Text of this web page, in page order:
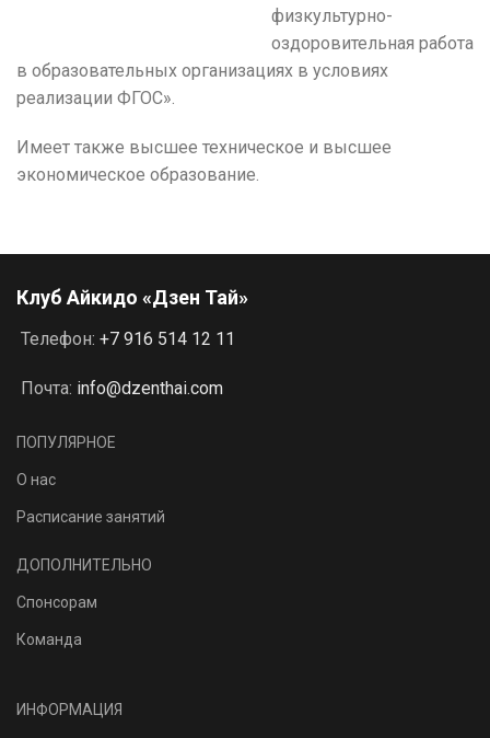
физкультурно-
оздоровительная работа
в образовательных организациях в условиях
реализации ФГОС».
Имеет также высшее техническое и высшее
экономическое образование.
Клуб Айкидо «Дзен Тай»
Телефон: +7 916 514 12 11
Почта: info@dzenthai.com
ПОПУЛЯРНОЕ
О нас
Расписание занятий
ДОПОЛНИТЕЛЬНО
Спонсорам
Команда
ИНФОРМАЦИЯ